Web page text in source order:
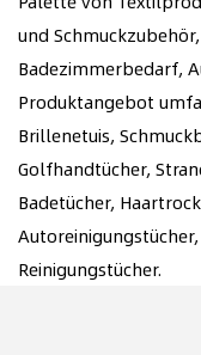
und
Badezimmerbedarf,
Produktangebot
Brillenetuis,
Golfhandtücher,
Badetücher,
Reinigungstücher.